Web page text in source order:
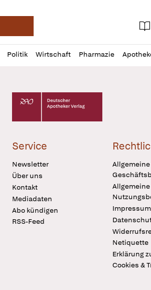
Deutsche Apotheker Zeitung
Aktuelle
login
Politik Wirtschaft Pharmazie
Profil
öffnen
Daz
Pur
Deutscher Apotheker Verlag Logo
Service
Newsletter
Über uns
Kontakt
Mediadaten
Abo kündigen
RSS-Feed
Allgemeine
Allgemeine
Impressum
Netiquette
Erklärung
Cookies &